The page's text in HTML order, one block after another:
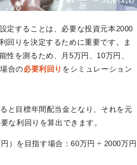
定することは、必要な投資元本2000
回りを決定するために重要です。ま
性を測るため、月5万円、10万円、
合の必要利回り をシミュレーション
と目標年間配当金となり、それを元
な利回りを算出できます。
）を目指す場合：60万円 ÷ 2000万円